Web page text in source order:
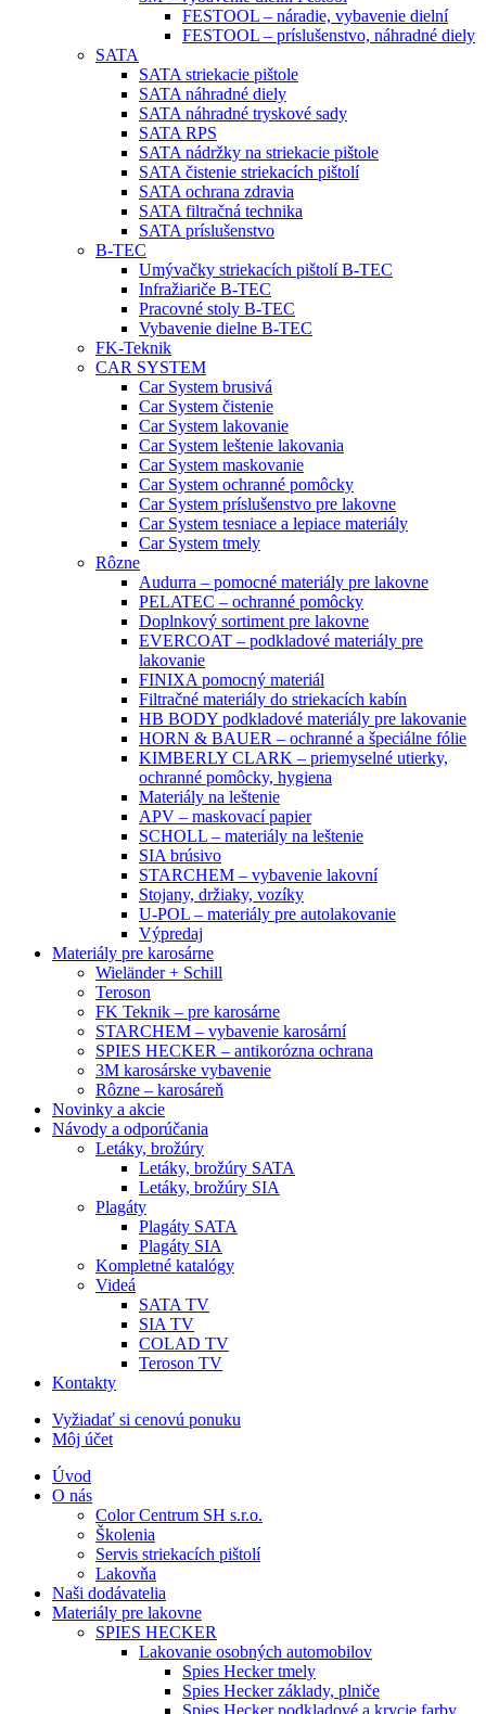
FESTOOL – náradie, vybavenie dielní
FESTOOL – príslušenstvo, náhradné diely
SATA
SATA striekacie pištole
SATA náhradné diely
SATA náhradné tryskové sady
SATA RPS
SATA nádržky na striekacie pištole
SATA čistenie striekacích pištolí
SATA ochrana zdravia
SATA filtračná technika
SATA príslušenstvo
B-TEC
Umývačky striekacích pištolí B-TEC
Infražiariče B-TEC
Pracovné stoly B-TEC
Vybavenie dielne B-TEC
FK-Teknik
CAR SYSTEM
Car System brusivá
Car System čistenie
Car System lakovanie
Car System leštenie lakovania
Car System maskovanie
Car System ochranné pomôcky
Car System príslušenstvo pre lakovne
Car System tesniace a lepiace materiály
Car System tmely
Rôzne
Audurra – pomocné materiály pre lakovne
PELATEC – ochranné pomôcky
Doplnkový sortiment pre lakovne
EVERCOAT – podkladové materiály pre
lakovanie
FINIXA pomocný materiál
Filtračné materiály do striekacích kabín
HB BODY podkladové materiály pre lakovanie
HORN & BAUER – ochranné a špeciálne fólie
KIMBERLY CLARK – priemyselné utierky,
ochranné pomôcky, hygiena
Materiály na leštenie
APV – maskovací papier
SCHOLL – materiály na leštenie
SIA brúsivo
STARCHEM – vybavenie lakovní
Stojany, držiaky, vozíky
U-POL – materiály pre autolakovanie
Výpredaj
Materiály pre karosárne
Wieländer + Schill
Teroson
FK Teknik – pre karosárne
STARCHEM – vybavenie karosární
SPIES HECKER – antikorózna ochrana
3M karosárske vybavenie
Rôzne – karosáreň
Novinky a akcie
Návody a odporúčania
Letáky, brožúry
Letáky, brožúry SATA
Letáky, brožúry SIA
Plagáty
Plagáty SATA
Plagáty SIA
Kompletné katalógy
Videá
SATA TV
SIA TV
COLAD TV
Teroson TV
Kontakty
Vyžiadať si cenovú ponuku
Môj účet
Úvod
O nás
Color Centrum SH s.r.o.
Školenia
Servis striekacích pištolí
Lakovňa
Naši dodávatelia
Materiály pre lakovne
SPIES HECKER
Lakovanie osobných automobilov
Spies Hecker tmely
Spies Hecker základy, plniče
Spies Hecker podkladové a krycie farby